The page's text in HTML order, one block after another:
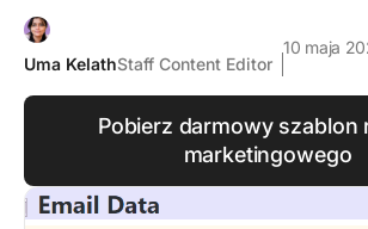
Uma KelathStaff Content Editor
10 maja
Pobierz darmowy szablon
marketingowego